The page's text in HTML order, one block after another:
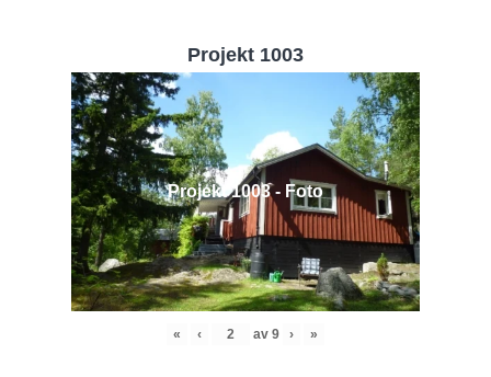
Projekt 1003
Projekt 1003 - Foto
« ‹ av 9 › »